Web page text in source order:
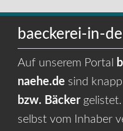
baeckerei-in-
Auf unserem Portal
naehe.de sind knapp
bzw. Bäckergelistet.
selbst vom Inhaber